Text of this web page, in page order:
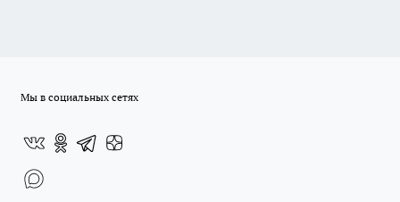
Мы в социальных сетях